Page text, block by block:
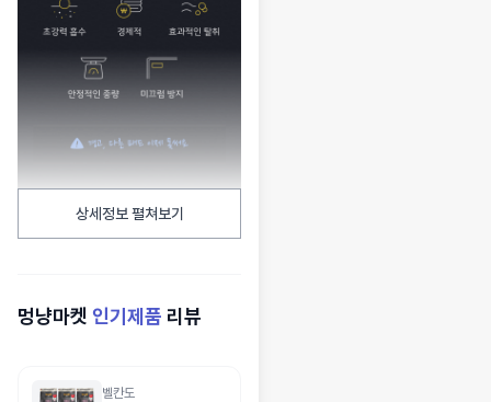
상세정보 펼쳐보기
멍냥마켓 인기제품 리뷰
벨칸도